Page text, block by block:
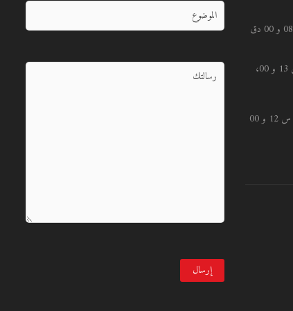
من س 08 و 00 دق
من س 09 و 00 دق إلى س 12 و 00